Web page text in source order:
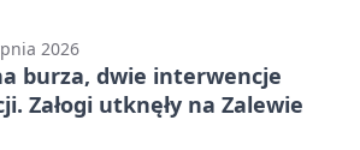
2026
burza, dwie interwencje
Załogi utknęły na Zalewie